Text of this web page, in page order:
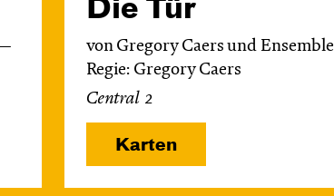
Die Tür
von Gregory Caers und Ensemble
Regie: Gregory Caers
Central 2
Karten